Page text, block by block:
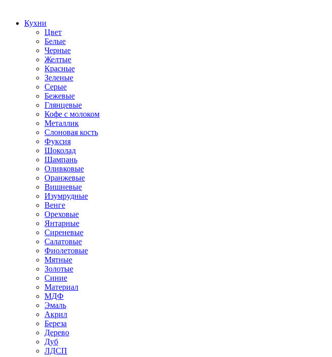
Кухни
Цвет
Белые
Черные
Желтые
Красные
Зеленые
Серые
Бежевые
Глянцевые
Кофе с молоком
Металлик
Слоновая кость
Фуксия
Шоколад
Шампань
Оливковые
Оранжевые
Вишневые
Изумрудные
Венге
Ореховые
Янтарные
Сиреневые
Салатовые
Фиолетовые
Мятные
Золотые
Синие
Материал
МДФ
Эмаль
Акрил
Береза
Дерево
Дуб
ЛДСП